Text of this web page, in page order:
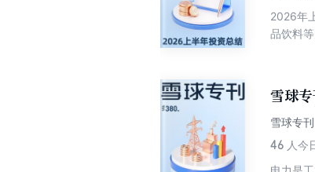
2026年
品饮料
雪球
雪球专刊
46 人今